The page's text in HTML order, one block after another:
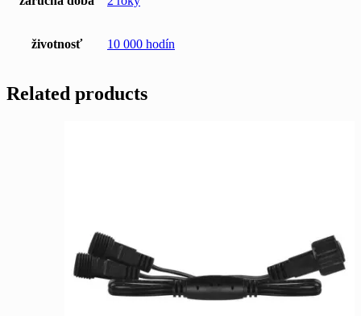
životnosť 10 000 hodín
Related products